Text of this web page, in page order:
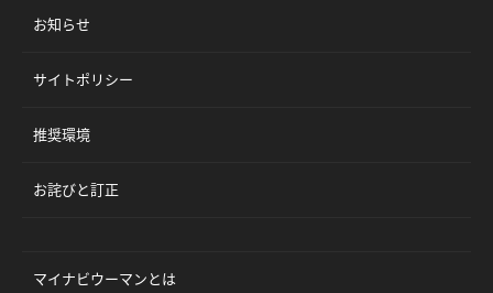
お知らせ
サイトポリシー
推奨環境
お詫びと訂正
マイナビウーマンとは